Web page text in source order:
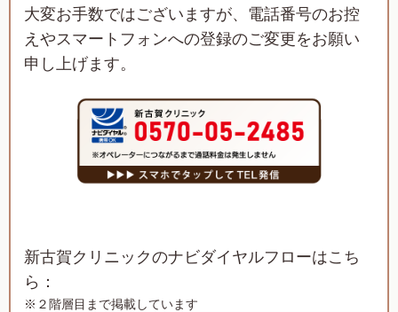
大変お手数ではございますが、電話番号のお控
えやスマートフォンへの登録のご変更をお願い
申し上げます。
新古賀クリニックのナビダイヤルフローはこち
ら：
※２階層目まで掲載しています